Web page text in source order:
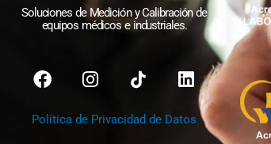
Soluciones de Medición y Calibración de
equipos médicos e industriales.
F
a
c
e
I
n
s
t
L
i
n
k
Política de Privacidad de Datos